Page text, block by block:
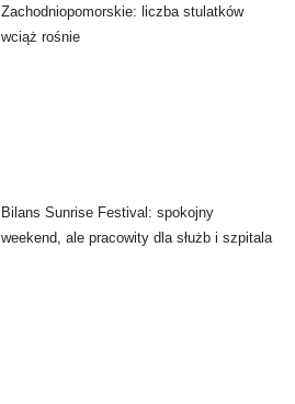
Zachodniopomorskie: liczba stulatków
wciąż rośnie
Bilans Sunrise Festival: spokojny
weekend, ale pracowity dla służb i szpitala